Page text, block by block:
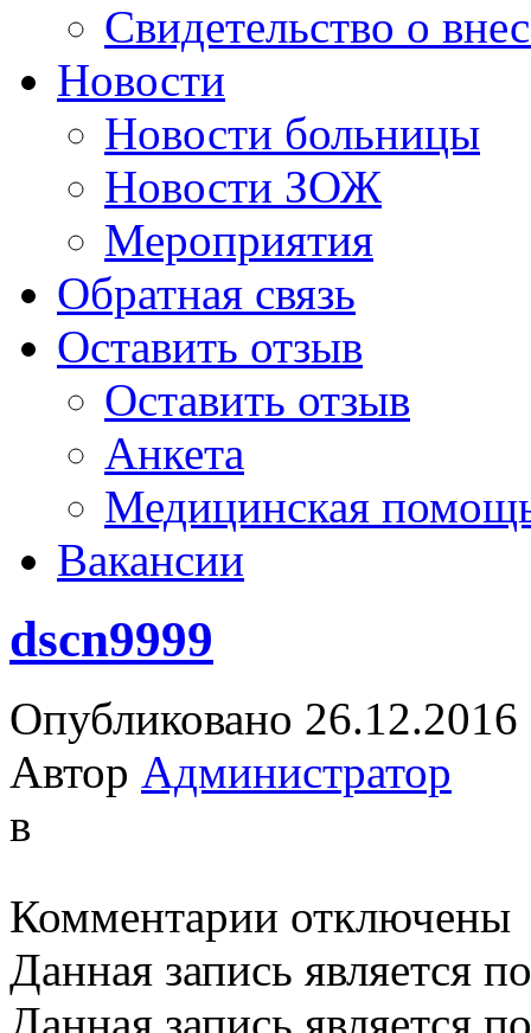
Свидетельство о
Новости
Новости больницы
Новости ЗОЖ
Мероприятия
Обратная связь
Оставить отзыв
Оставить отзыв
Анкета
Медицинская
Вакансии
dscn9999
Опубликовано 26.12.2016
Автор Администратор
в
Комментарии записи
отключены
Данная запись является
Данная запись является